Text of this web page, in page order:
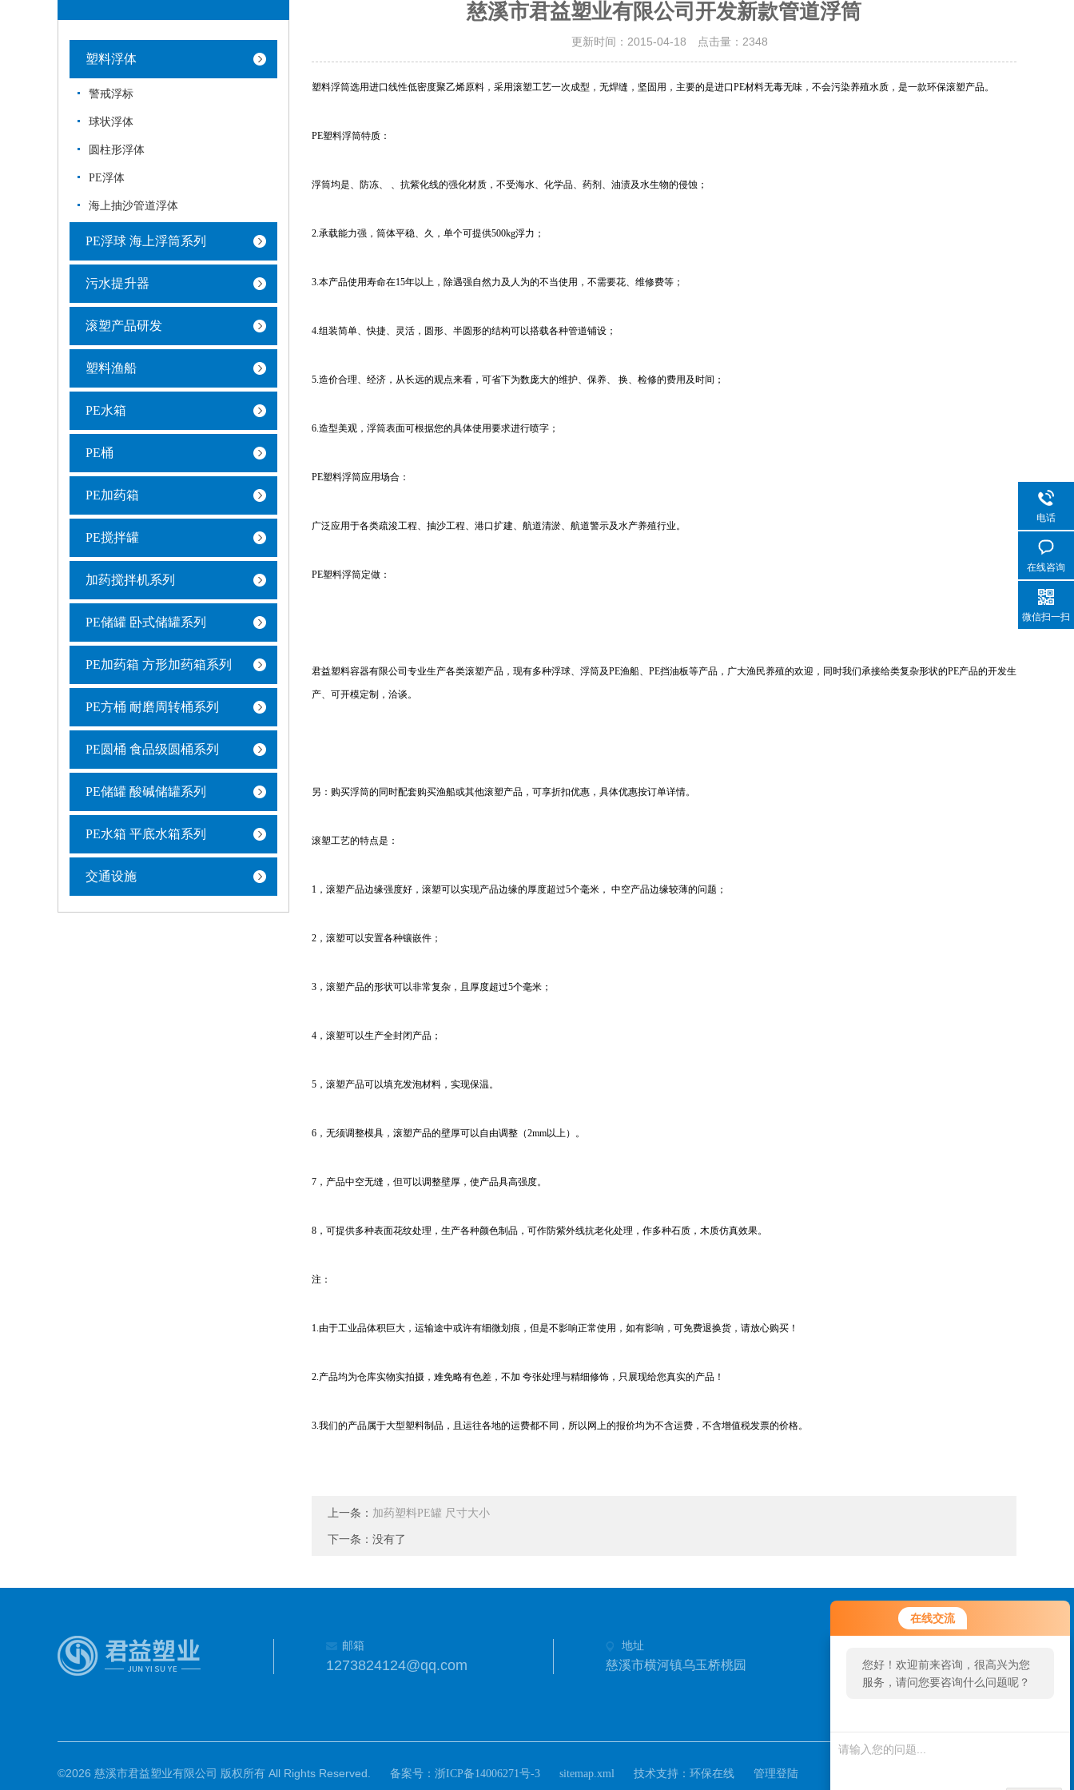
在线交流
您好！欢迎前来咨询，很高兴为您
服务，请问您要咨询什么问题呢？
塑料浮体
警戒浮标
球状浮体
圆柱形浮体
PE浮体
海上抽沙管道浮体
PE浮球 海上浮筒系列
污水提升器
滚塑产品研发
塑料渔船
PE水箱
PE桶
PE加药箱
PE搅拌罐
加药搅拌机系列
PE储罐 卧式储罐系列
PE加药箱 方形加药箱系列
PE方桶 耐磨周转桶系列
PE圆桶 食品级圆桶系列
PE储罐 酸碱储罐系列
PE水箱 平底水箱系列
交通设施
慈溪市君益塑业有限公司开发新款管道浮筒
更新时间：2015-04-18 点击量： 2348
塑料浮筒选用进口线性低密度聚乙烯原料，采用滚塑工艺一次成型，无焊缝，坚固用，主要的是进口PE材料无毒无味，不会污染养殖水质，是一款环保滚塑产品。
PE塑料浮筒特质：
浮筒均是、防冻、 、抗紫化线的强化材质，不受海水、化学品、药剂、油渍及水生物的侵蚀；
2.承载能力强，筒体平稳、久，单个可提供500kg浮力；
3.本产品使用寿命在15年以上，除遇强自然力及人为的不当使用，不需要花、维修费等；
4.组装简单、快捷、灵活，圆形、半圆形的结构可以搭载各种管道铺设；
5.造价合理、经济，从长远的观点来看，可省下为数庞大的维护、保养、 换、检修的费用及时间；
6.造型美观，浮筒表面可根据您的具体使用要求进行喷字；
PE塑料浮筒应用场合：
广泛应用于各类疏浚工程、抽沙工程、港口扩建、航道清淤、航道警示及水产养殖行业。
PE塑料浮筒定做：
君益塑料容器有限公司专业生产各类滚塑产品，现有多种浮球、浮筒及PE渔船、PE挡油板等产品，广大渔民养殖的欢迎，同时我们承接给类复杂形状的PE产品的开发生
产、可开模定制，洽谈。
另：购买浮筒的同时配套购买渔船或其他滚塑产品，可享折扣优惠，具体优惠按订单详情。
滚塑工艺的特点是：
1，滚塑产品边缘强度好，滚塑可以实现产品边缘的厚度超过5个毫米， 中空产品边缘较薄的问题；
2，滚塑可以安置各种镶嵌件；
3，滚塑产品的形状可以非常复杂，且厚度超过5个毫米；
4，滚塑可以生产全封闭产品；
5，滚塑产品可以填充发泡材料，实现保温。
6，无须调整模具，滚塑产品的壁厚可以自由调整（2mm以上）。
7，产品中空无缝，但可以调整壁厚，使产品具高强度。
8，可提供多种表面花纹处理，生产各种颜色制品，可作防紫外线抗老化处理，作多种石质，木质仿真效果。
注：
1.由于工业品体积巨大，运输途中或许有细微划痕，但是不影响正常使用，如有影响，可免费退换货，请放心购买！
2.产品均为仓库实物实拍摄，难免略有色差，不加 夸张处理与精细修饰，只展现给您真实的产品！
3.我们的产品属于大型塑料制品，且运往各地的运费都不同，所以网上的报价均为不含运费，不含增值税发票的价格。
上一条： 加药塑料PE罐 尺寸大小
下一条：没有了
邮箱
1273824124@qq.com
地址
慈溪市横河镇乌玉桥桃园
©2026 慈溪市君益塑业有限公司 版权所有 All Rights Reserved. 备案号： 浙ICP备14006271号-3 sitemap.xml 技术支持： 环保在线 管理登陆
电话
在线咨询
微信扫一扫